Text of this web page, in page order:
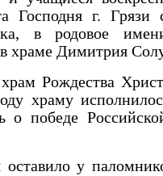
Господня г. Грязи
в родовое
храме Димитрия
Рождества
храму
о победе
у